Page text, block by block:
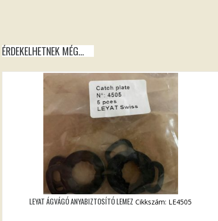
ÉRDEKELHETNEK MÉG…
LEYAT ÁGVÁGÓ ANYABIZTOSÍTÓ LEMEZ Cikkszám: LE4505